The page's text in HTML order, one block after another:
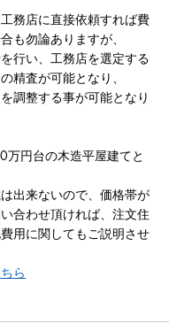
務店に直接依頼すれば費
も勿論ありますが、
行い、工務店を選定する
精査が可能となり、
調整する事が可能となり
円台の木造平屋建てと
出来ないので、価格帯が
合わせ頂ければ、注文住
用に関してもご説明させ
ら